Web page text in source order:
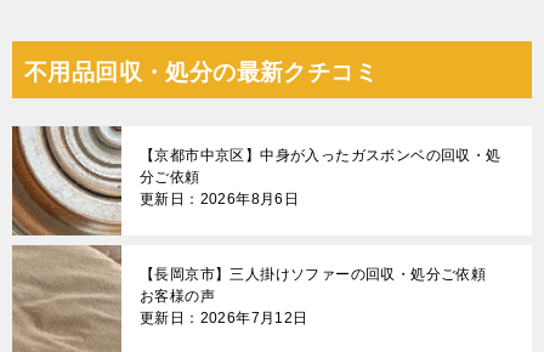
不用品回収・処分の最新クチコミ
【京都市中京区】中身が入ったガスボンベの回収・処
分ご依頼
更新日：2026年8月6日
【長岡京市】三人掛けソファーの回収・処分ご依頼
お客様の声
更新日：2026年7月12日